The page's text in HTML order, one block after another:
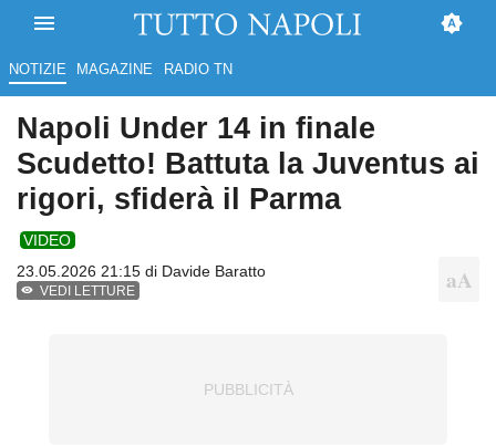
NOTIZIE MAGAZINE RADIO TN
Napoli Under 14 in finale
Scudetto! Battuta la Juventus ai
rigori, sfiderà il Parma
VIDEO
23.05.2026 21:15 di Davide Baratto
VEDI LETTURE